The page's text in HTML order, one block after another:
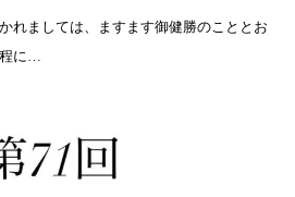
れましては、ますます御健勝のこととお
に…